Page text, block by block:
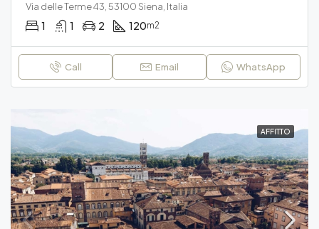
Via delle Terme 43, 53100 Siena, Italia
1 1 2 120m2
Call Email WhatsApp
AFFITTO